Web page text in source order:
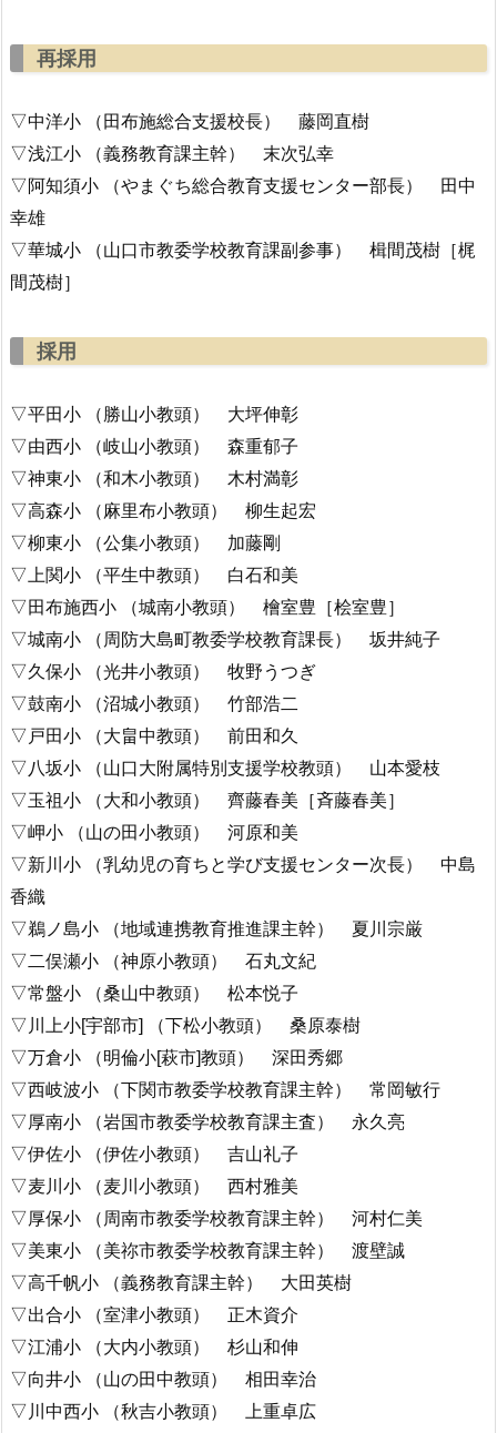
再採用
▽中洋小 （田布施総合支援校長） 藤岡直樹
▽浅江小 （義務教育課主幹） 末次弘幸
▽阿知須小 （やまぐち総合教育支援センター部長） 田中
幸雄
▽華城小 （山口市教委学校教育課副参事） 楫間茂樹［梶
間茂樹］
採用
▽平田小 （勝山小教頭） 大坪伸彰
▽由西小 （岐山小教頭） 森重郁子
▽神東小 （和木小教頭） 木村満彰
▽高森小 （麻里布小教頭） 柳生起宏
▽柳東小 （公集小教頭） 加藤剛
▽上関小 （平生中教頭） 白石和美
▽田布施西小 （城南小教頭） 檜室豊［桧室豊］
▽城南小 （周防大島町教委学校教育課長） 坂井純子
▽久保小 （光井小教頭） 牧野うつぎ
▽鼓南小 （沼城小教頭） 竹部浩二
▽戸田小 （大畠中教頭） 前田和久
▽八坂小 （山口大附属特別支援学校教頭） 山本愛枝
▽玉祖小 （大和小教頭） 齊藤春美［斉藤春美］
▽岬小 （山の田小教頭） 河原和美
▽新川小 （乳幼児の育ちと学び支援センター次長） 中島
香織
▽鵜ノ島小 （地域連携教育推進課主幹） 夏川宗厳
▽二俣瀬小 （神原小教頭） 石丸文紀
▽常盤小 （桑山中教頭） 松本悦子
▽川上小[宇部市] （下松小教頭） 桑原泰樹
▽万倉小 （明倫小[萩市]教頭） 深田秀郷
▽西岐波小 （下関市教委学校教育課主幹） 常岡敏行
▽厚南小 （岩国市教委学校教育課主査） 永久亮
▽伊佐小 （伊佐小教頭） 吉山礼子
▽麦川小 （麦川小教頭） 西村雅美
▽厚保小 （周南市教委学校教育課主幹） 河村仁美
▽美東小 （美祢市教委学校教育課主幹） 渡壁誠
▽高千帆小 （義務教育課主幹） 大田英樹
▽出合小 （室津小教頭） 正木資介
▽江浦小 （大内小教頭） 杉山和伸
▽向井小 （山の田中教頭） 相田幸治
▽川中西小 （秋吉小教頭） 上重卓広